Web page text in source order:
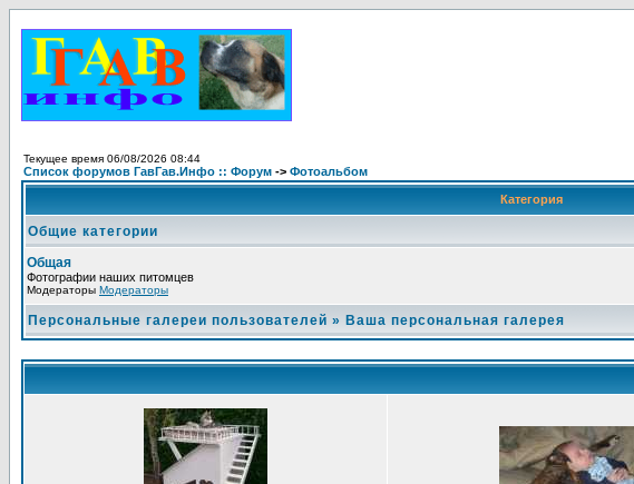
Текущее время 06/08/2026 08:44
Список форумов ГавГав.Инфо :: Форум -> Фотоальбом
Категория
Общие категории
Общая
Фотографии наших питомцев
Модераторы Модераторы
Персональные галереи пользователей » Ваша персональная галерея